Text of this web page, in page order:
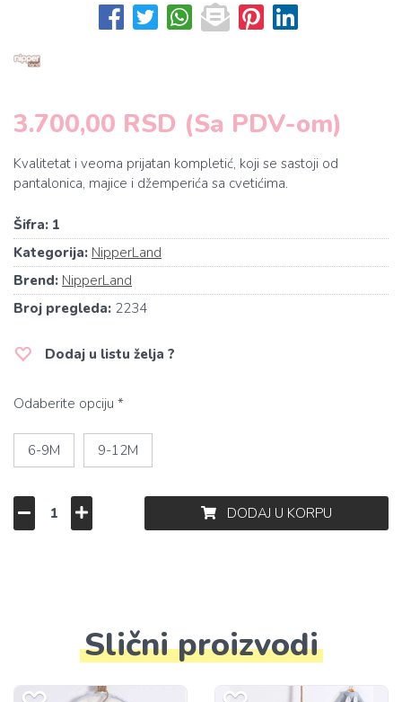
3.700,00 RSD (Sa PDV-om)
Kvalitetat i veoma prijatan kompletić, koji se sastoji od
pantalonica, majice i džemperića sa cvetićima.
Šifra: 1
Kategorija: NipperLand
Brend: NipperLand
Broj pregleda: 2234
Dodaj u listu želja ?
Odaberite opciju *
6-9M 9-12M
DODAJ U KORPU
Slični proizvodi